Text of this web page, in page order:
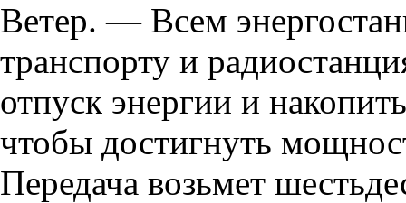
Ветер. — Всем
транспорту и
отпуск энергии и
чтобы достигнуть
Передача возьмет